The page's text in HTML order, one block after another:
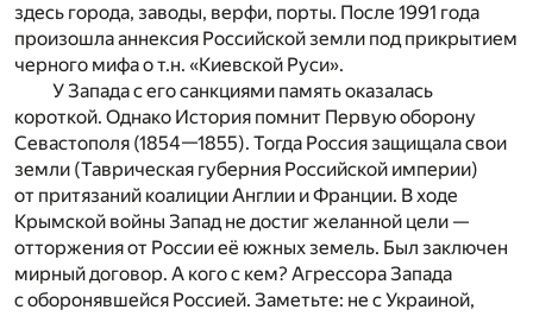
здесь города, заводы, верфи, порты. После 1991 года
произошла аннексия Российской земли под прикрытием
черного мифа о т.н. «Киевской Руси».
У Запада с его санкциями память оказалась
короткой. Однако История помнит Первую оборону
Севастополя (1854—1855). Тогда Россия защищала свои
земли (Таврическая губерния Российской империи)
от притязаний коалиции Англии и Франции. В ходе
Крымской войны Запад не достиг желанной цели —
отторжения от России её южных земель. Был заключен
мирный договор. А кого с кем? Агрессора Запада
с оборонявшейся Россией. Заметьте: не с Украиной,